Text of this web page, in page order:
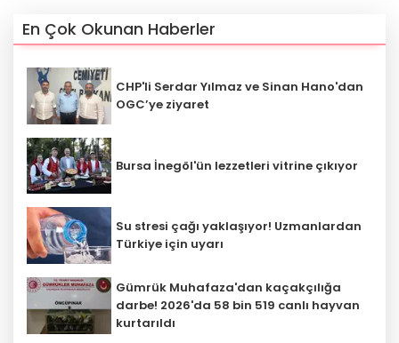
En Çok Okunan Haberler
CHP'li Serdar Yılmaz ve Sinan Hano'dan
OGC’ye ziyaret
Bursa İnegöl'ün lezzetleri vitrine çıkıyor
Su stresi çağı yaklaşıyor! Uzmanlardan
Türkiye için uyarı
Gümrük Muhafaza'dan kaçakçılığa
darbe! 2026'da 58 bin 519 canlı hayvan
kurtarıldı